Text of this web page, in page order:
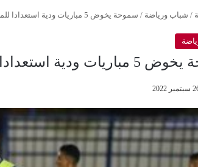
/ شباب ورياضة / سموحة يخوض 5 مباريات ودية استعدادا للموسم الجديد
استعدادا للموسم الجديد